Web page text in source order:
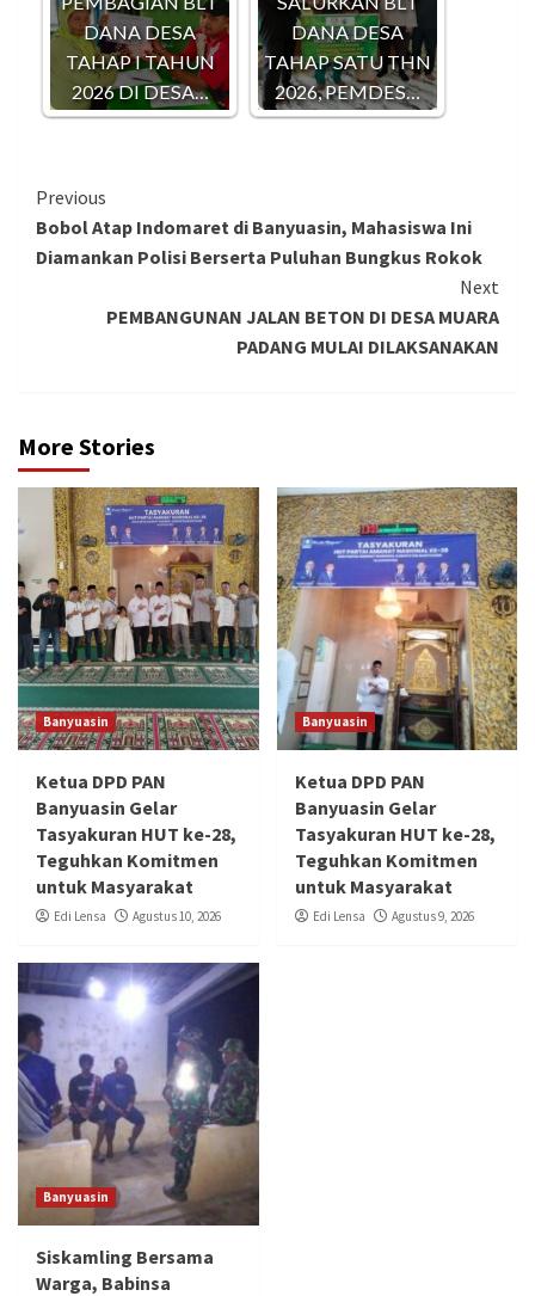
DANA DESA
TAHAP I TAHUN
2026 DI DESA…
DANA DESA
TAHAP SATU THN
2026, PEMDES…
Continue
Reading
Previous
Bobol Atap Indomaret di Banyuasin, Mahasiswa Ini
Diamankan Polisi Berserta Puluhan Bungkus Rokok
Next
PEMBANGUNAN JALAN BETON DI DESA MUARA
PADANG MULAI DILAKSANAKAN
More Stories
Banyuasin
Ketua DPD PAN
Banyuasin Gelar
Tasyakuran HUT ke-28,
Teguhkan Komitmen
untuk Masyarakat
Edi Lensa Agustus 10, 2026
Banyuasin
Ketua DPD PAN
Banyuasin Gelar
Tasyakuran HUT ke-28,
Teguhkan Komitmen
untuk Masyarakat
Edi Lensa Agustus 9, 2026
Banyuasin
Siskamling Bersama
Warga, Babinsa